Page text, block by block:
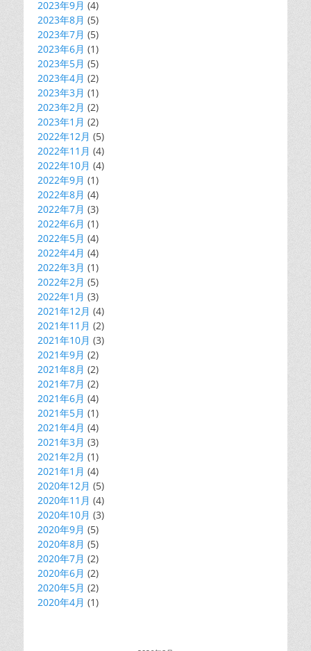
2023年9月 (4)
2023年8月 (5)
2023年7月 (5)
2023年6月 (1)
2023年5月 (5)
2023年4月 (2)
2023年3月 (1)
2023年2月 (2)
2023年1月 (2)
2022年12月 (5)
2022年11月 (4)
2022年10月 (4)
2022年9月 (1)
2022年8月 (4)
2022年7月 (3)
2022年6月 (1)
2022年5月 (4)
2022年4月 (4)
2022年3月 (1)
2022年2月 (5)
2022年1月 (3)
2021年12月 (4)
2021年11月 (2)
2021年10月 (3)
2021年9月 (2)
2021年8月 (2)
2021年7月 (2)
2021年6月 (4)
2021年5月 (1)
2021年4月 (4)
2021年3月 (3)
2021年2月 (1)
2021年1月 (4)
2020年12月 (5)
2020年11月 (4)
2020年10月 (3)
2020年9月 (5)
2020年8月 (5)
2020年7月 (2)
2020年6月 (2)
2020年5月 (2)
2020年4月 (1)